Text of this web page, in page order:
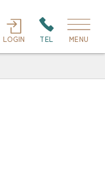
LOGIN TEL MENU